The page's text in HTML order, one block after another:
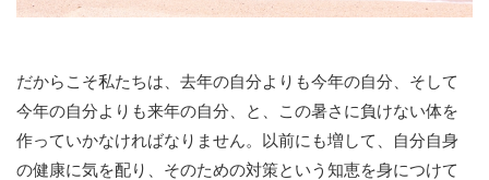
だからこそ私たちは、去年の自分よりも今年の自分、そして
今年の自分よりも来年の自分、と、この暑さに負けない体を
作っていかなければなりません。以前にも増して、自分自身
の健康に気を配り、そのための対策という知恵を身につけて